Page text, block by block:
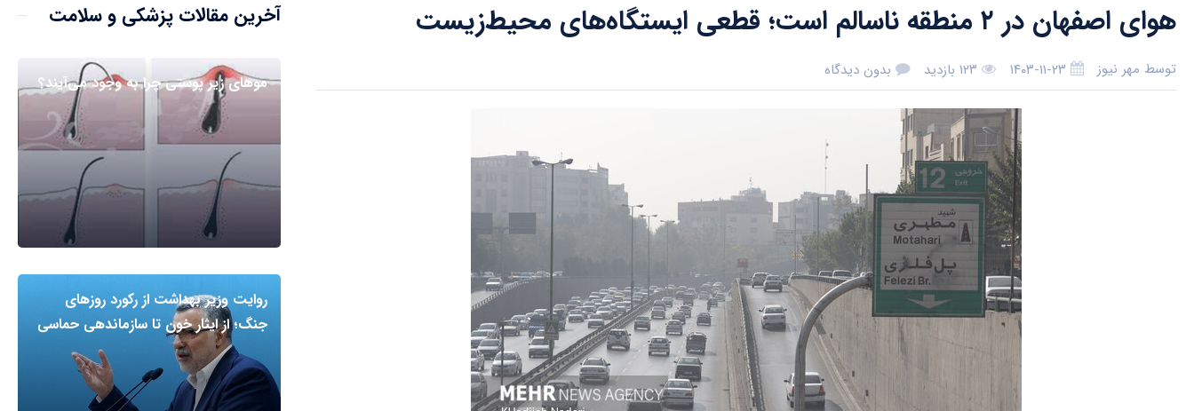
هوای اصفهان در ۲ منطقه ناسالم است؛ قطعی ایستگاه‌های محیط‌زیست
توسط مهر نیوز ۱۴۰۳-۱۱-۲۳ ۱۲۳ بازدید بدون دیدگاه
آخرین مقالات پزشکی و سلامت
مو‌های زیر پوستی چرا به وجود می‌آیند؟
روایت وزیر بهداشت از رکورد روزهای
جنگ؛ از ایثار خون تا سازماندهی حماسی